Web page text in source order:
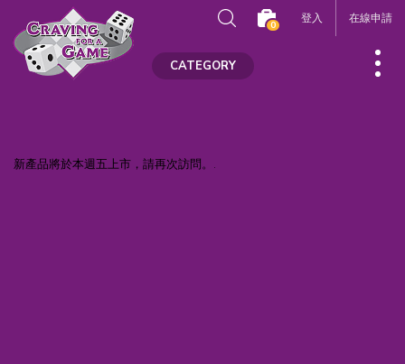
0 登入 在線申請
新產品將於本週五上市，請再次訪問。.
CATEGORY